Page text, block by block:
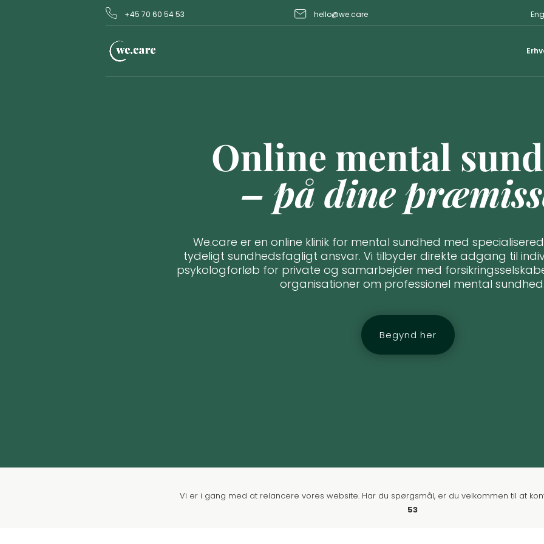
+45 70 60 54 53 hello@we.care
Online mental
– på dine
We.care er en online klinik for mental sundhed med
tydeligt sundhedsfagligt ansvar. Vi tilbyder direkte adgang til
psykologforløb for private og samarbejder med
organisationer om professionel mental sundhed.
Begynd her
Vi er i gang med at relancere vores website. Har du spørgsmål, er du velkommen til at
53